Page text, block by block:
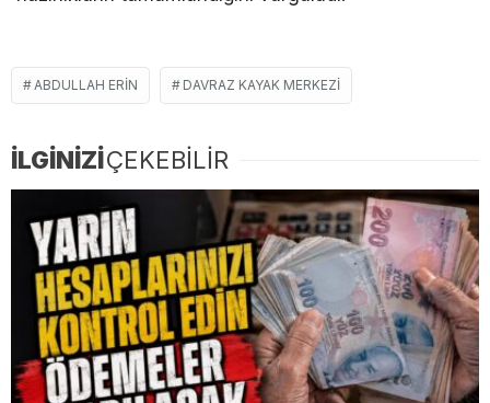
ABDULLAH ERIN DAVRAZ KAYAK MERKEZI
İLGİNİZİÇEKEBİLİR